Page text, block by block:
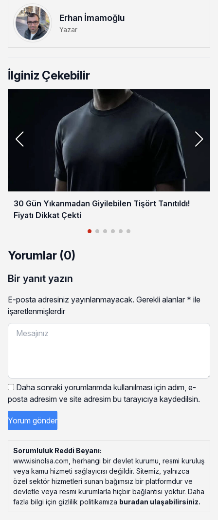
Erhan İmamoğlu
Yazar
İlginiz Çekebilir
30 Gün Yıkanmadan Giyilebilen Tişört Tanıtıldı!
Fiyatı Dikkat Çekti
Yorumlar (0)
Bir yanıt yazın
E-posta adresiniz yayınlanmayacak. Gerekli alanlar * ile
işaretlenmişlerdir
Daha sonraki yorumlarımda kullanılması için adım, e-
posta adresim ve site adresim bu tarayıcıya kaydedilsin.
Sorumluluk Reddi Beyanı:
www.isinolsa.com, herhangi bir devlet kurumu, resmi kuruluş
veya kamu hizmeti sağlayıcısı değildir. Sitemiz, yalnızca
özel sektör hizmetleri sunan bağımsız bir platformdur ve
devletle veya resmi kurumlarla hiçbir bağlantısı yoktur. Daha
fazla bilgi için gizlilik politikamıza buradan ulaşabilirsiniz.